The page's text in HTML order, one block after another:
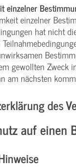
einzelner
einzelner
hat nicht
gewollten Zweck
am nächsten
des
auf einen